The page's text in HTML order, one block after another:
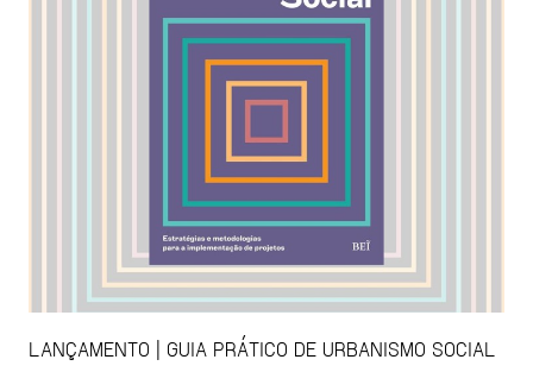
LANÇAMENTO | GUIA PRÁTICO DE URBANISMO SOCIAL